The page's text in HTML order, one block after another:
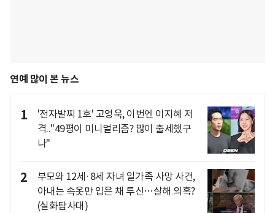
연예 많이 본 뉴스
1
'전자발찌 1호' 고영욱, 이번엔 이지혜 저
격.."49평이 미니멀리즘? 많이 출세했구
나"
2
부모와 12세·8세 자녀 일가족 사망 사건,
아내는 속옷만 입은 채 투신…살해 의혹?
(실화탐사대)